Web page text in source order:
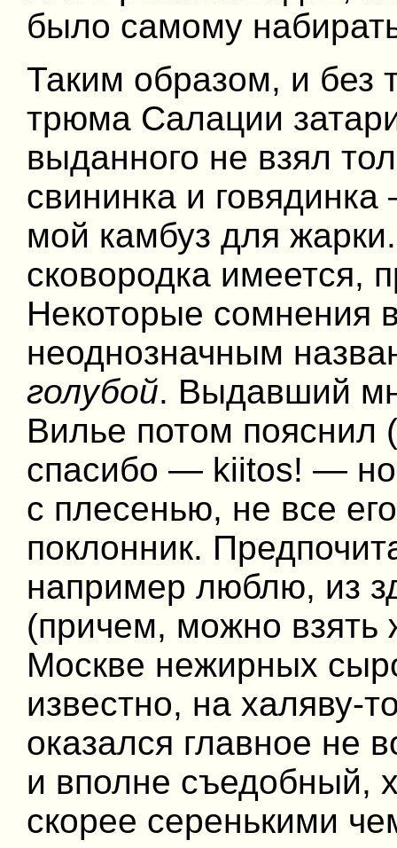
было самому
Таким образом, и без
трюма Салации
выданного не взял
свининка и
мой камбуз для
сковородка имеется,
Некоторые сомнения
неоднозначным
голубой. Выдавший
Вилье потом пояснил
спасибо — kiitos! —
с плесенью, не все
поклонник.
например люблю, из
(причем, можно
Москве нежирных
известно, на халяву-
оказался главное не
и вполне съедобный,
скорее серенькими